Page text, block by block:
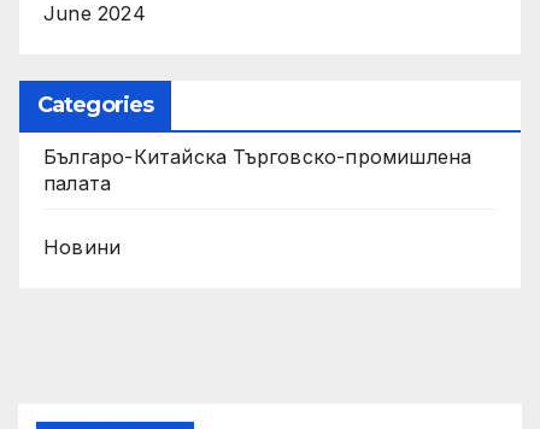
June 2024
Categories
Българо-Китайска Търговско-промишлена
палaта
Новини